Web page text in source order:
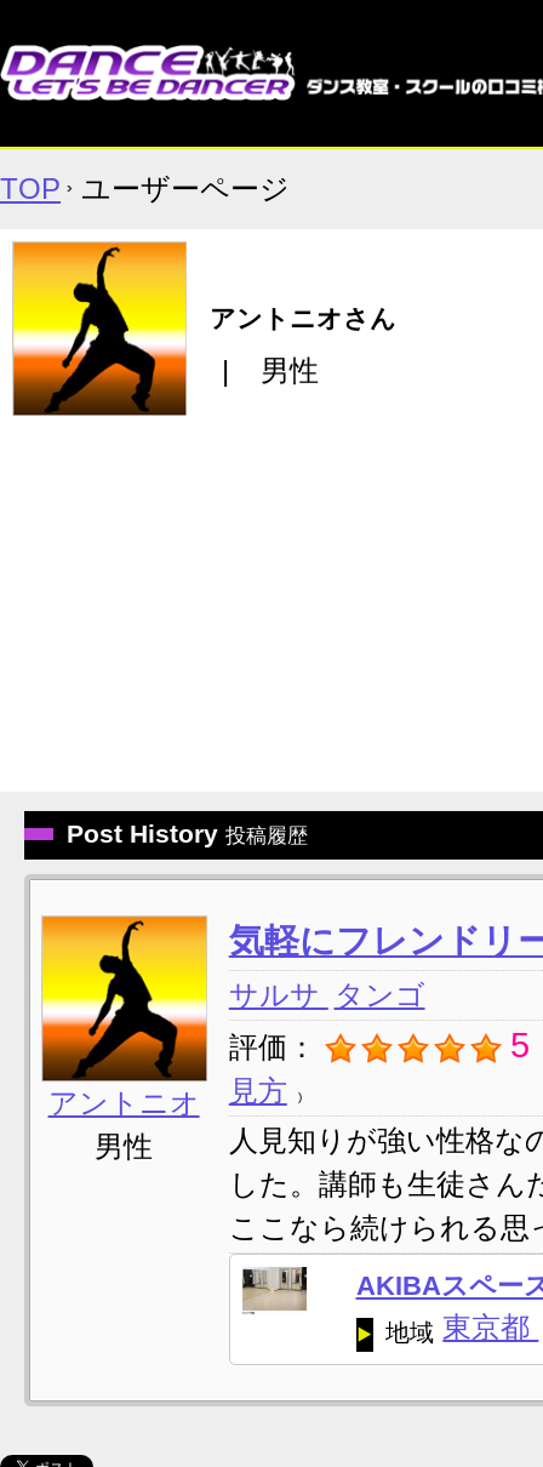
TOP ユーザーページ
アントニオさん
| 男性
Post History 投稿履歴
アントニオ
男性
気軽にフレンドリ
サルサ
タンゴ
評価：
5
見方
人見知りが強い性格
した。講師も生徒さ
ここなら続けられる思
AKIBAスペー
地域 東京都